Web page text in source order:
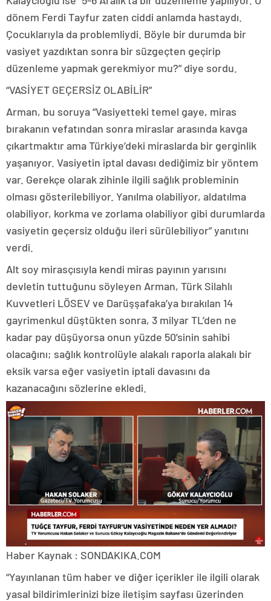
dönem Ferdi Tayfur zaten ciddi anlamda hastaydı.
Çocuklarıyla da problemliydi. Böyle bir durumda bir
vasiyet yazdıktan sonra bir süzgeçten geçirip
düzenleme yapmak gerekmiyor mu?” diye sordu.
“VASİYET GEÇERSİZ OLABİLİR”
Arman, bu soruya “Vasiyetteki temel gaye, miras
bırakanın vefatından sonra miraslar arasında kavga
çıkartmaktır ama Türkiye’deki miraslarda bir gerginlik
yaşanıyor. Vasiyetin iptal davası dediğimiz bir yöntem
var. Gerekçe olarak zihinle ilgili sağlık probleminin
olması gösterilebiliyor. Yanılma olabiliyor, aldatılma
olabiliyor, korkma ve zorlama olabiliyor gibi durumlarda
vasiyetin geçersiz olduğu ileri sürülebiliyor” yanıtını
verdi.
Alt soy mirasçısıyla kendi miras payının yarısını
devletin tuttuğunu söyleyen Arman, Türk Silahlı
Kuvvetleri LÖSEV ve Darüşşafaka’ya bırakılan 14
gayrimenkul düştükten sonra, 3 milyar TL’den ne
kadar pay düşüyorsa onun yüzde 50’sinin sahibi
olacağını; sağlık kontrolüyle alakalı raporla alakalı bir
eksik varsa eğer vasiyetin iptali davasını da
kazanacağını sözlerine ekledi.
Haber Kaynak : SONDAKIKA.COM
“Yayınlanan tüm haber ve diğer içerikler ile ilgili olarak
yasal bildirimlerinizi bize iletişim sayfası üzerinden